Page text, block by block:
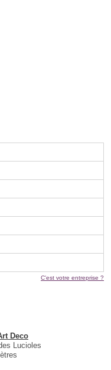
C'est votre entreprise ?
Deco
Lucioles